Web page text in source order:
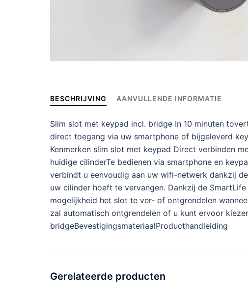
BESCHRIJVING AANVULLENDE INFORMATIE
Slim slot met keypad incl. bridge In 10 minuten
direct toegang via uw smartphone of bijgeleverd
Kenmerken slim slot met keypad Direct verbinden
huidige cilinderTe bedienen via smartphone en
verbindt u eenvoudig aan uw wifi-netwerk dankzij
uw cilinder hoeft te vervangen. Dankzij de
mogelijkheid het slot te ver- of ontgrendelen
zal automatisch ontgrendelen of u kunt ervoor
bridgeBevestigingsmateriaalProducthandleiding
Gerelateerde producten